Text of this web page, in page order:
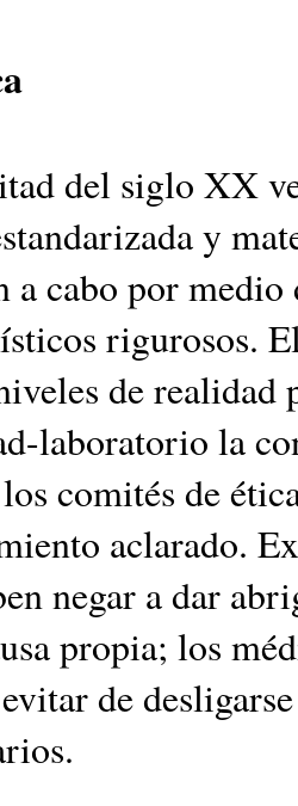
del siglo XX
y
a cabo por
rigurosos.
de realidad
laboratorio la
comités de
aclarado.
negar a dar
propia; los
de